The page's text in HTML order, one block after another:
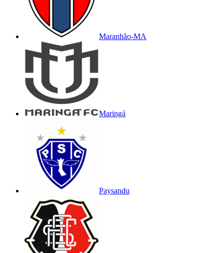
Maranhão-MA
Maringá
Paysandu